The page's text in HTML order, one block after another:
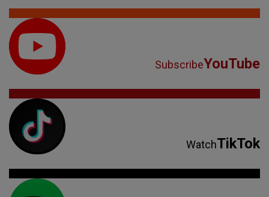
SubscribeYouTube
WatchTikTok